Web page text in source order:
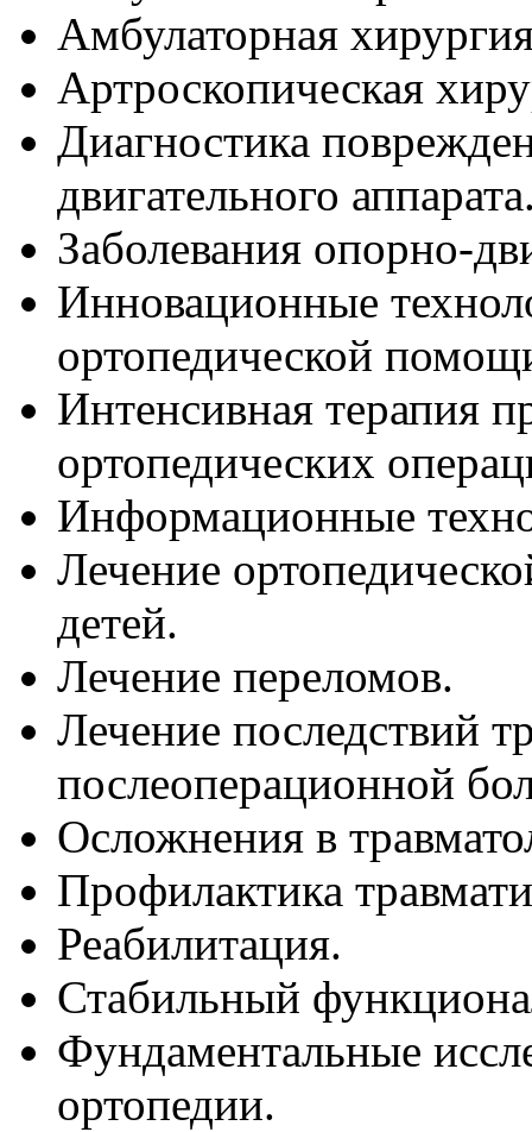
Амбулаторная
Артроскопическая
Диагностика
двигательного
Заболевания опорно-
Инновационные
ортопедической
Интенсивная терапия
ортопедических
Информационные
Лечение
детей.
Лечение переломов.
Лечение последствий
послеоперационной
Осложнения в
Профилактика
Реабилитация.
Стабильный
Фундаментальные
ортопедии.